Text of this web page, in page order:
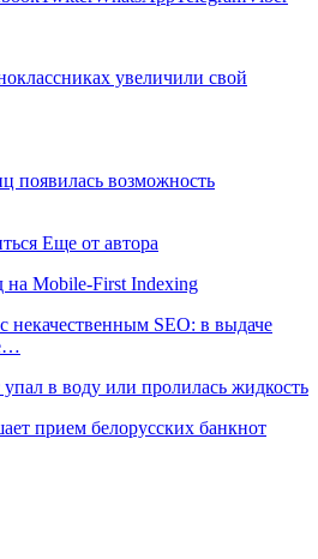
увеличили свой
появилась возможность
Еще от автора
на Mobile-First Indexing
некачественным SEO: в выдаче
в воду или пролилась жидкость
прием белорусских банкнот